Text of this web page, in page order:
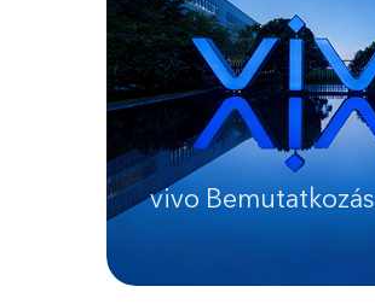
vivo Bemutatkozás